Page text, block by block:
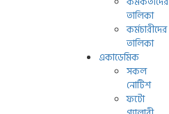
তালিকা
কর্মচারীদের
তালিকা
একাডেমিক
সকল
নোটিশ
ফটো